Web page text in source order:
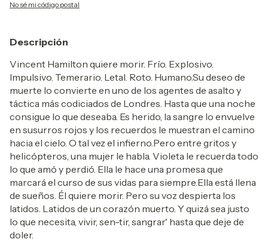
No sé mi código postal
Descripción
Vincent Hamilton quiere morir. Frío. Explosivo.
Impulsivo. Temerario. Letal. Roto. Humano.Su deseo de
muerte lo convierte en uno de los agentes de asalto y
táctica más codiciados de Londres. Hasta que una noche
consigue lo que deseaba. Es herido, la sangre lo envuelve
en susurros rojos y los recuerdos le muestran el camino
hacia el cielo. O tal vez el infierno.Pero entre gritos y
helicópteros, una mujer le habla. Violeta le recuerda todo
lo que amó y perdió. Ella le hace una promesa que
marcará el curso de sus vidas para siempre.Ella está llena
de sueños. Él quiere morir. Pero su voz despierta los
latidos. Latidos de un corazón muerto. Y quizá sea justo
lo que necesita, vivir, sen-tir, sangrar' hasta que deje de
doler.